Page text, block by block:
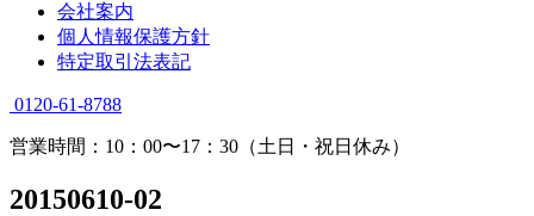
会社案内
個人情報保護方針
特定取引法表記
0120-61-8788
営業時間：10：00〜17：30（土日・祝日休み）
20150610-02